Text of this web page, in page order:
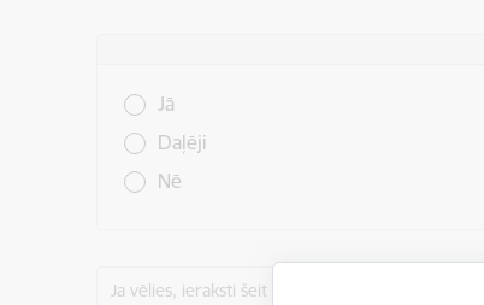
Jā
Daļēji
Nē
Ja vēlies, ieraksti šeit komentāru